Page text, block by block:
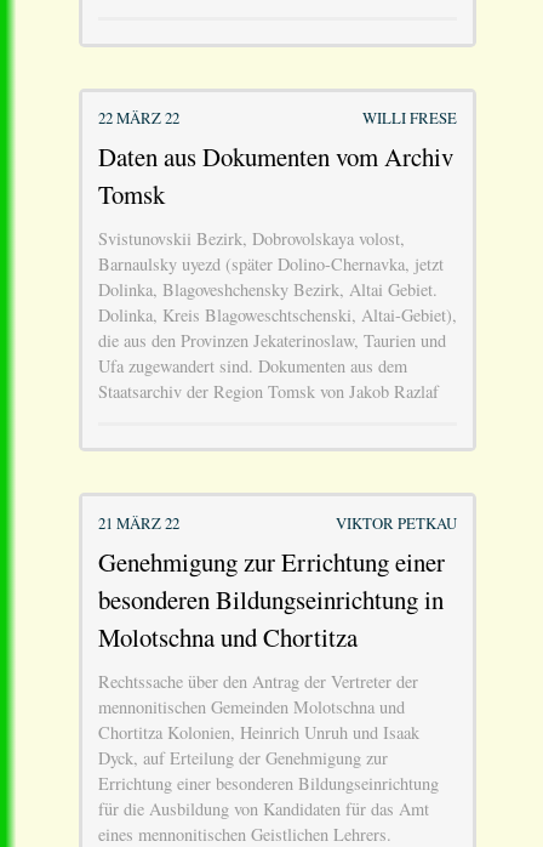
22 MÄRZ 22 WILLI FRESE
Daten aus Dokumenten vom Archiv
Tomsk
Svistunovskii Bezirk, Dobrovolskaya volost,
Barnaulsky uyezd (später Dolino-Chernavka, jetzt
Dolinka, Blagoveshchensky Bezirk, Altai Gebiet.
Dolinka, Kreis Blagoweschtschenski, Altai-Gebiet),
die aus den Provinzen Jekaterinoslaw, Taurien und
Ufa zugewandert sind. Dokumenten aus dem
Staatsarchiv der Region Tomsk von Jakob Razlaf
21 MÄRZ 22 VIKTOR PETKAU
Genehmigung zur Errichtung einer
besonderen Bildungseinrichtung in
Molotschna und Chortitza
Rechtssache über den Antrag der Vertreter der
mennonitischen Gemeinden Molotschna und
Chortitza Kolonien, Heinrich Unruh und Isaak
Dyck, auf Erteilung der Genehmigung zur
Errichtung einer besonderen Bildungseinrichtung
für die Ausbildung von Kandidaten für das Amt
eines mennonitischen Geistlichen Lehrers.